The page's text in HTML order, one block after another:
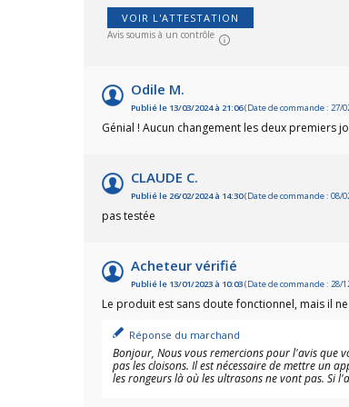
VOIR L'ATTESTATION
Avis soumis à un contrôle
Odile M.
Publié le 13/03/2024 à 21:06(Date de commande : 27/
Génial ! Aucun changement les deux premiers
CLAUDE C.
Publié le 26/02/2024 à 14:30(Date de commande : 08/
pas testée
Acheteur vérifié
Publié le 13/01/2023 à 10:03(Date de commande : 28/
Le produit est sans doute fonctionnel, mais il
Réponse du marchand
Bonjour, Nous vous remercions pour l'avis que
pas les cloisons. Il est nécessaire de mettre un
les rongeurs là où les ultrasons ne vont pas. Si